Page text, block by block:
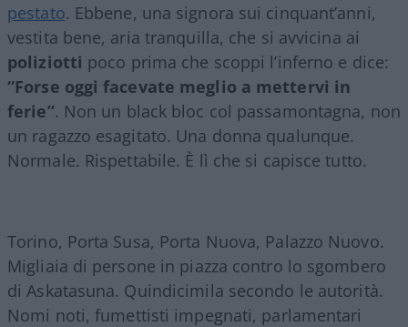
pestato. Ebbene, una signora sui cinquant’anni,
vestita bene, aria tranquilla, che si avvicina ai
poliziotti poco prima che scoppi l’inferno e dice:
“Forse oggi facevate meglio a mettervi in
ferie”. Non un black bloc col passamontagna, non
un ragazzo esagitato. Una donna qualunque.
Normale. Rispettabile. È lì che si capisce tutto.
Torino, Porta Susa, Porta Nuova, Palazzo Nuovo.
Migliaia di persone in piazza contro lo sgombero
di Askatasuna. Quindicimila secondo le autorità.
Nomi noti, fumettisti impegnati, parlamentari